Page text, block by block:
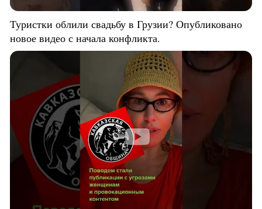
Туристки облили свадьбу в Грузии? Опубликовано
новое видео с начала конфликта.